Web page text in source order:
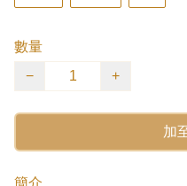
數量
−
+
加